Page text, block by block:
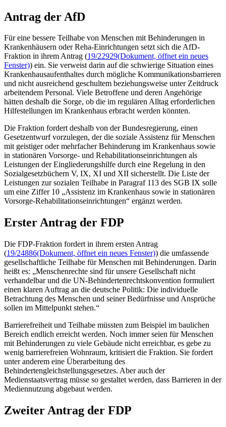
Antrag der AfD
Für eine bessere Teilhabe von Menschen mit Behinderungen in
Krankenhäusern oder Reha-Einrichtungen setzt sich die AfD-
Fraktion in ihrem Antrag (19/22929(Dokument, öffnet ein neues
Fenster)) ein. Sie verweist darin auf die schwierige Situation eines
Krankenhausaufenthaltes durch mögliche Kommunikationsbarrieren
und nicht ausreichend geschultem beziehungsweise unter Zeitdruck
arbeitendem Personal. Viele Betroffene und deren Angehörige
hätten deshalb die Sorge, ob die im regulären Alltag erforderlichen
Hilfestellungen im Krankenhaus erbracht werden könnten.
Die Fraktion fordert deshalb von der Bundesregierung, einen
Gesetzentwurf vorzulegen, der die soziale Assistenz für Menschen
mit geistiger oder mehrfacher Behinderung im Krankenhaus sowie
in stationären Vorsorge- und Rehabilitationseinrichtungen als
Leistungen der Eingliederungshilfe durch eine Regelung in den
Sozialgesetzbüchern V, IX, XI und XII sicherstellt. Die Liste der
Leistungen zur sozialen Teilhabe in Paragraf 113 des SGB IX solle
um eine Ziffer 10 „Assistenz im Krankenhaus sowie in stationären
Vorsorge-Rehabilitationseinrichtungen“ ergänzt werden.
Erster Antrag der FDP
Die FDP-Fraktion fordert in ihrem ersten Antrag
(19/24886(Dokument, öffnet ein neues Fenster)) die umfassende
gesellschaftliche Teilhabe für Menschen mit Behinderungen. Darin
heißt es: „Menschenrechte sind für unsere Gesellschaft nicht
verhandelbar und die UN-Behindertenrechtskonvention formuliert
einen klaren Auftrag an die deutsche Politik: Die individuelle
Betrachtung des Menschen und seiner Bedürfnisse und Ansprüche
sollen im Mittelpunkt stehen.“
Barrierefreiheit und Teilhabe müssten zum Beispiel im baulichen
Bereich endlich erreicht werden. Noch immer seien für Menschen
mit Behinderungen zu viele Gebäude nicht erreichbar, es gebe zu
wenig barrierefreien Wohnraum, kritisiert die Fraktion. Sie fordert
unter anderem eine Überarbeitung des
Behindertengleichstellungsgesetzes. Aber auch der
Medienstaatsvertrag müsse so gestaltet werden, dass Barrieren in der
Mediennutzung abgebaut werden.
Zweiter Antrag der FDP